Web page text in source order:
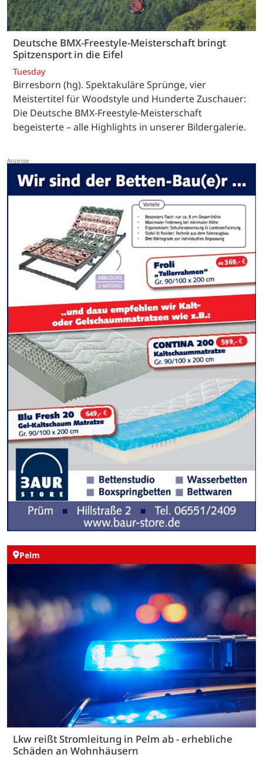
Deutsche BMX-Freestyle-Meisterschaft bringt
Spitzensport in die Eifel
Tuesday
Birresborn (hg). Spektakuläre Sprünge, vier
Meistertitel für Woodstyle und Hunderte Zuschauer:
Die Deutsche BMX-Freestyle-Meisterschaft
begeisterte – alle Highlights in unserer Bildergalerie.
Pelm
Lkw reißt Stromleitung in Pelm ab - erhebliche
Schäden an Wohnhäusern